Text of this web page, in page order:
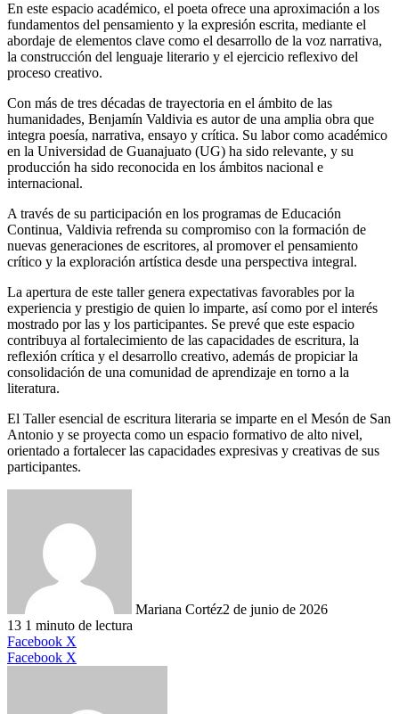
En este espacio académico, el poeta ofrece una aproximación a los
fundamentos del pensamiento y la expresión escrita, mediante el
abordaje de elementos clave como el desarrollo de la voz narrativa,
la construcción del lenguaje literario y el ejercicio reflexivo del
proceso creativo.
Con más de tres décadas de trayectoria en el ámbito de las
humanidades, Benjamín Valdivia es autor de una amplia obra que
integra poesía, narrativa, ensayo y crítica. Su labor como académico
en la Universidad de Guanajuato (UG) ha sido relevante, y su
producción ha sido reconocida en los ámbitos nacional e
internacional.
A través de su participación en los programas de Educación
Continua, Valdivia refrenda su compromiso con la formación de
nuevas generaciones de escritores, al promover el pensamiento
crítico y la exploración artística desde una perspectiva integral.
La apertura de este taller genera expectativas favorables por la
experiencia y prestigio de quien lo imparte, así como por el interés
mostrado por las y los participantes. Se prevé que este espacio
contribuya al fortalecimiento de las capacidades de escritura, la
reflexión crítica y el desarrollo creativo, además de propiciar la
consolidación de una comunidad de aprendizaje en torno a la
literatura.
El Taller esencial de escritura literaria se imparte en el Mesón de San
Antonio y se proyecta como un espacio formativo de alto nivel,
orientado a fortalecer las capacidades expresivas y creativas de sus
participantes.
Mariana Cortéz2 de junio de 2026
13 1 minuto de lectura
Facebook X
Facebook X